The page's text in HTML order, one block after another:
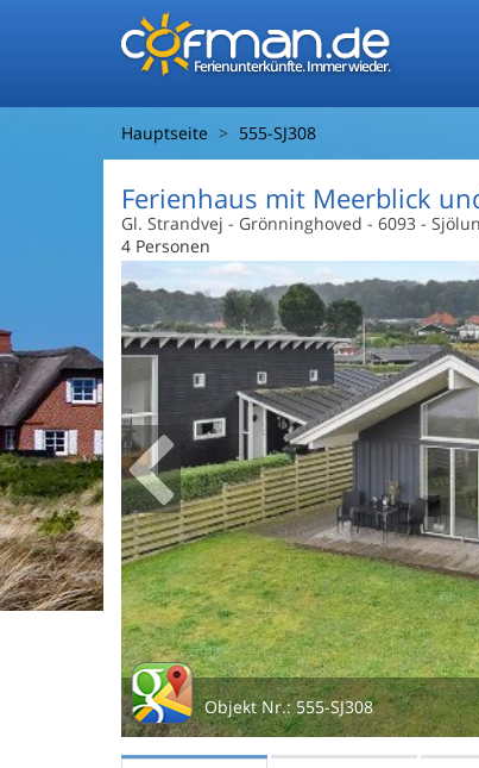
Ferienunterkünfte. Immer wieder.
Hauptseite 555-SJ308
Ferienhaus mit Meerblick
Gl. Strandvej - Grönninghoved - 6093 -
4 Personen
Objekt Nr.:555-SJ308